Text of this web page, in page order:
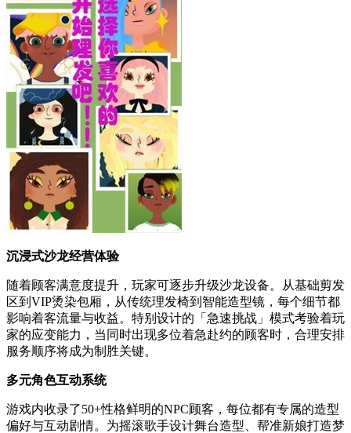
沉浸式沙龙经营体验
随着顾客满意度提升，玩家可逐步升级沙龙设备。从基础剪发
区到VIP烫染包厢，从传统理发椅到智能造型镜，每个细节都
影响着客流量与收益。特别设计的「急速挑战」模式考验着玩
家的应变能力，当同时出现多位着急赴约的顾客时，合理安排
服务顺序将成为制胜关键。
多元角色互动系统
游戏内收录了50+性格鲜明的NPC顾客，每位都有专属的造型
偏好与互动剧情。为摇滚歌手设计舞台造型、帮准新娘打造梦